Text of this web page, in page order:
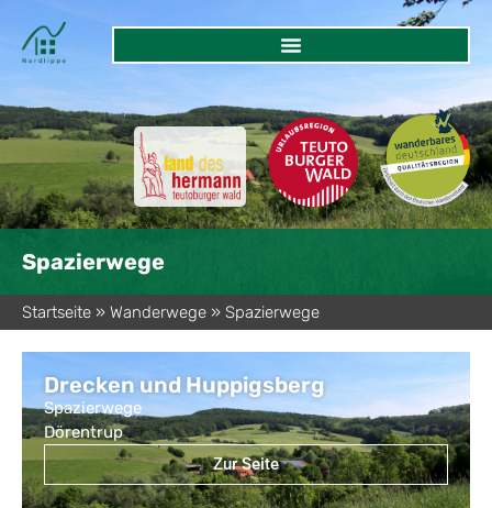
Spazierwege
Startseite » Wanderwege » Spazierwege
Drecken und Huppigsberg
Spazierwege
Dörentrup
Zur Seite